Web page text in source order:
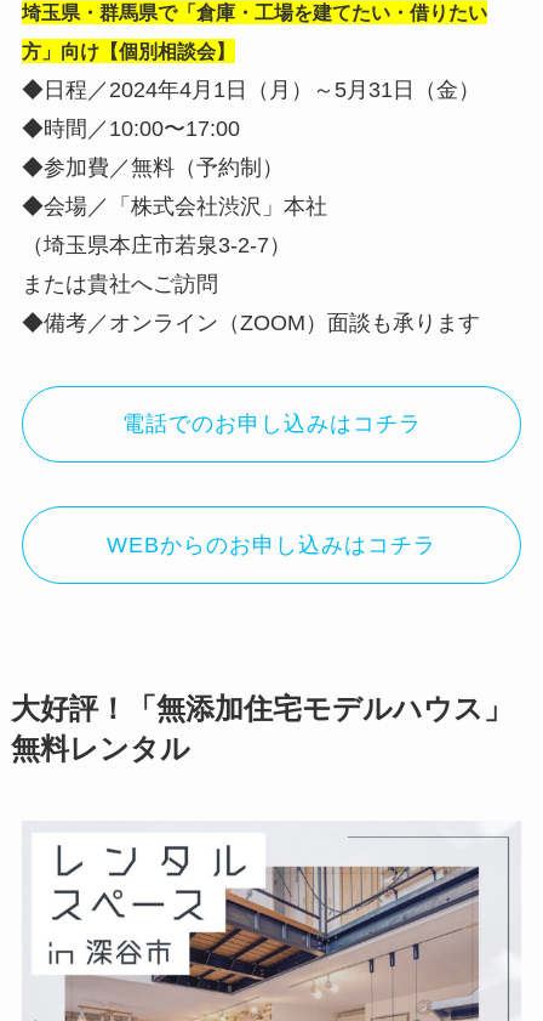
埼玉県・群馬県で「 倉庫・工場を建てたい・借りたい
方」向け【個別相談会】
◆日程／2024年4月1日（月）～5月31日（金）
◆時間／10:00〜17:00
◆参加費／無料（予約制）
◆会場／「株式会社渋沢」本社
（埼玉県本庄市若泉3-2-7）
または貴社へご訪問
◆備考／オンライン（ZOOM）面談も承ります
電話でのお申し込みはコチラ
WEBからのお申し込みはコチラ
大好評！「 無添加住宅モデルハウス」
無料レンタル